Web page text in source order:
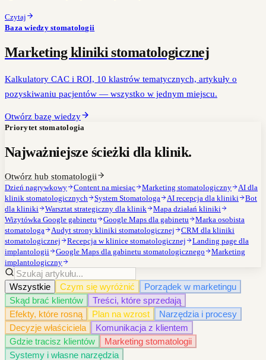
Czytaj
Baza wiedzy stomatologii
Marketing kliniki stomatologicznej
Kalkulatory CAC i ROI, 10 klastrów tematycznych, artykuły o
pozyskiwaniu pacjentów — wszystko w jednym miejscu.
Otwórz bazę wiedzy
Priorytet stomatologia
Najważniejsze ścieżki dla klinik.
Otwórz hub stomatologii
Dzień nagrywkowy Content na miesiąc Marketing stomatologiczny
AI dla
klinik stomatologicznych
System Stomatologa AI recepcja dla kliniki
Bot
dla kliniki
Warsztat strategiczny dla klinik
Mapa działań kliniki
Wizytówka Google gabinetu
Google Maps dla gabinetu
Marka osobista
stomatologa
Audyt strony kliniki stomatologicznej
CRM dla kliniki
stomatologicznej
Recepcja w klinice stomatologicznej
Landing page dla
implantologii
Google Maps dla gabinetu stomatologicznego
Marketing
implantologiczny
Wszystkie Czym się wyróżnić
Porządek w marketingu
Skąd brać klientów
Treści, które sprzedają
Efekty, które rosną
Plan na wzrost
Narzędzia i procesy
Decyzje właściciela
Komunikacja z klientem
Gdzie tracisz klientów
Marketing stomatologii
Systemy i własne narzędzia